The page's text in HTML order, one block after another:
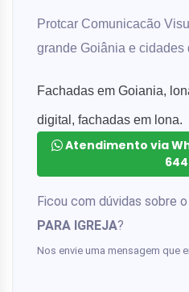
Protcar Comunicacão
grande Goiânia e cidades
Fachadas em Goiania,
digital, fachadas em lona.
Atendimento via
Ficou com dúvidas sobre
PARA IGREJA?
Nos envie uma mensagem que